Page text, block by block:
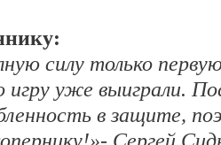
силу только
игру уже выиграли.
в защите,